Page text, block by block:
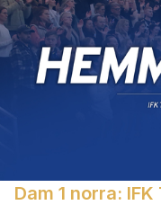
Dam 1 norra: